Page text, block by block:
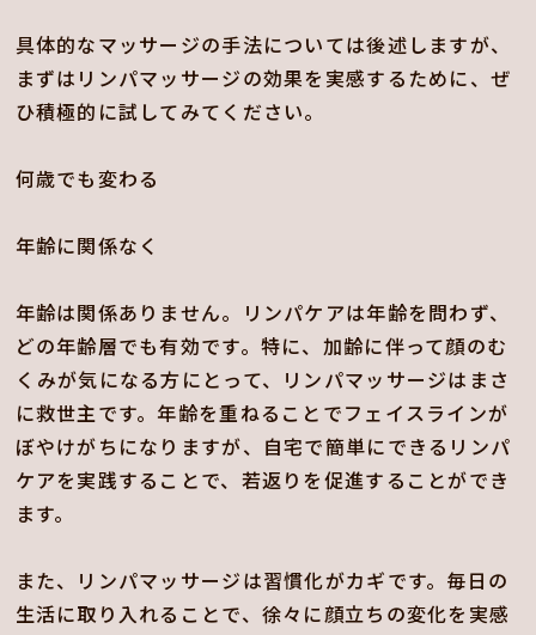
具体的なマッサージの手法については後述しますが、
まずはリンパマッサージの効果を実感するために、ぜ
ひ積極的に試してみてください。
何歳でも変わる
年齢に関係なく
年齢は関係ありません。リンパケアは年齢を問わず、
どの年齢層でも有効です。特に、加齢に伴って顔のむ
くみが気になる方にとって、リンパマッサージはまさ
に救世主です。年齢を重ねることでフェイスラインが
ぼやけがちになりますが、自宅で簡単にできるリンパ
ケアを実践することで、若返りを促進することができ
ます。
また、リンパマッサージは習慣化がカギです。毎日の
生活に取り入れることで、徐々に顔立ちの変化を実感